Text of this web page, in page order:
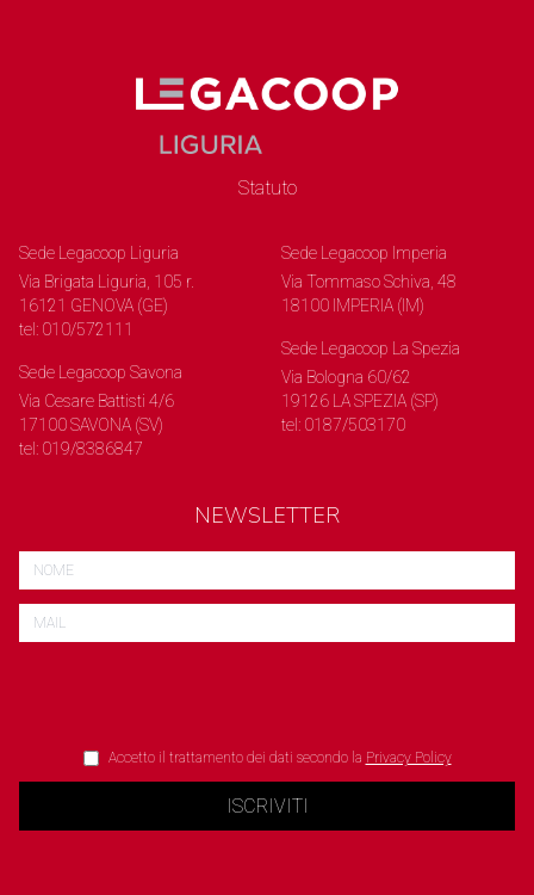
Statuto
Sede Legacoop Liguria
Via Brigata Liguria, 105 r.
16121 GENOVA (GE)
tel: 010/572111
Sede Legacoop Savona
Via Cesare Battisti 4/6
17100 SAVONA (SV)
tel: 019/8386847
Sede Legacoop Imperia
Via Tommaso Schiva, 48
18100 IMPERIA (IM)
Sede Legacoop La Spezia
Via Bologna 60/62
19126 LA SPEZIA (SP)
tel: 0187/503170
NEWSLETTER
Accetto il trattamento dei dati secondo la Privacy Policy
ISCRIVITI